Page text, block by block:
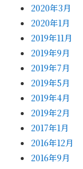
2020年3月
2020年1月
2019年11月
2019年9月
2019年7月
2019年5月
2019年4月
2019年2月
2017年1月
2016年12月
2016年9月